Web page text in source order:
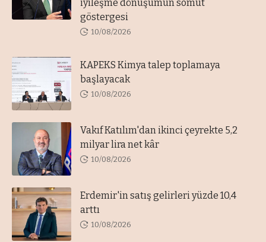
iyileşme dönüşümün somut
göstergesi
10/08/2026
KAPEKS Kimya talep toplamaya
başlayacak
10/08/2026
Vakıf Katılım'dan ikinci çeyrekte 5,2
milyar lira net kâr
10/08/2026
Erdemir'in satış gelirleri yüzde 10,4
arttı
10/08/2026